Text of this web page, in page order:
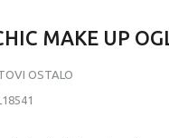
MAKE UP
OSTALO